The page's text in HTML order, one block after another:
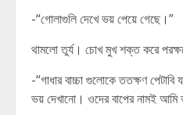
-“গোলাগুলি দেখে ভয় পেয়ে গেছে।”
থামলো তুর্য। চোখ মুখ শক্ত করে
-“গাধার বাচ্চা গুলোকে ততক্ষণ
ভয় দেখানো। ওদের বাপের নামই